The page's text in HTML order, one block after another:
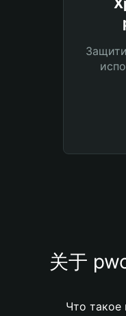
关于
Что такое